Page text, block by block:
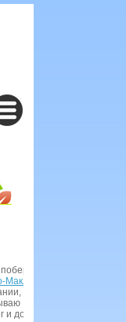
побережья о.
Маклая
в том числе и
берег Новой Гвинеи, -
и добившегося научных